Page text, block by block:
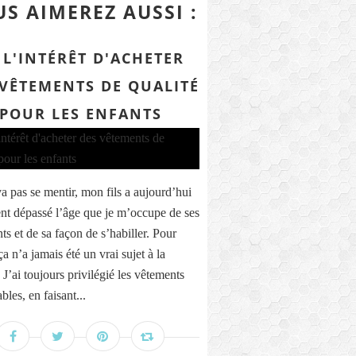
AIMEREZ AUSSI :
D'ACHETER
DE QUALITÉ
LES ENFANTS
pas se mentir, mon fils a aujourd’hui
dépassé l’âge que je m’occupe de ses
et de sa façon de s’habiller. Pour
n’a jamais été un vrai sujet à la
J’ai toujours privilégié les vêtements
en faisant...